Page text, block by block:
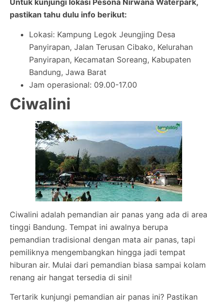
Untuk kunjungi lokasi Pesona Nirwana Waterpark,
pastikan tahu dulu info berikut:
Lokasi: Kampung Legok Jeungjing Desa
Panyirapan, Jalan Terusan Cibako, Kelurahan
Panyirapan, Kecamatan Soreang, Kabupaten
Bandung, Jawa Barat
Jam operasional: 09.00-17.00
Ciwalini
Ciwalini adalah pemandian air panas yang ada di area
tinggi Bandung. Tempat ini awalnya berupa
pemandian tradisional dengan mata air panas, tapi
pemiliknya mengembangkan hingga jadi tempat
hiburan air. Mulai dari pemandian biasa sampai kolam
renang air hangat tersedia di sini!
Tertarik kunjungi pemandian air panas ini? Pastikan